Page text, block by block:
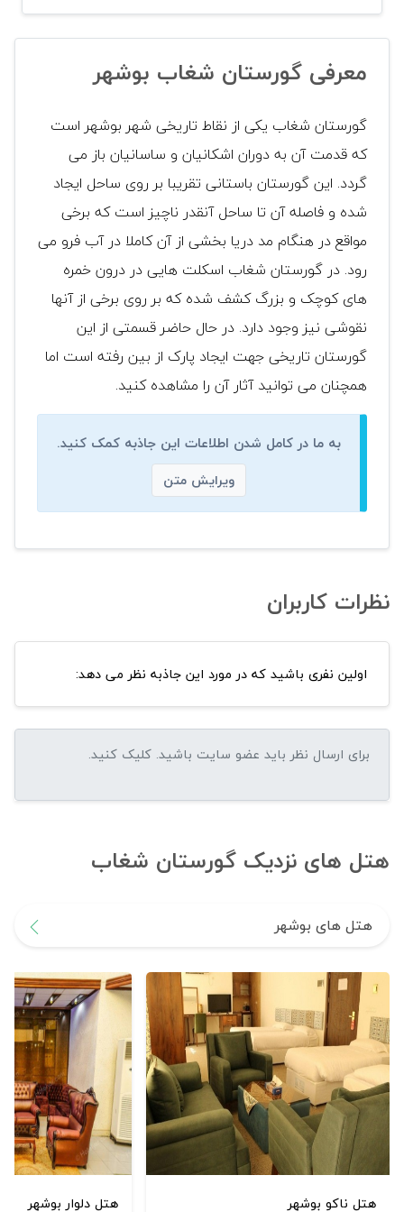
معرفی گورستان شغاب بوشهر
گورستان شغاب یکی از نقاط تاریخی شهر بوشهر است
که قدمت آن به دوران اشکانیان و ساسانیان باز می
گردد. این گورستان باستانی تقریبا بر روی ساحل ایجاد
شده و فاصله آن تا ساحل آنقدر ناچیز است که برخی
مواقع در هنگام مد دریا بخشی از آن کاملا در آب فرو می
رود. در گورستان شغاب اسکلت هایی در درون خمره
های کوچک و بزرگ کشف شده که بر روی برخی از آنها
نقوشی نیز وجود دارد. در حال حاضر قسمتی از این
گورستان تاریخی جهت ایجاد پارک از بین رفته است اما
همچنان می توانید آثار آن را مشاهده کنید.
به ما در کامل شدن اطلاعات این جاذبه کمک کنید.
ویرایش متن
نظرات کاربران
اولین نفری باشید که در مورد این جاذبه نظر می دهد:
هتل های نزدیک گورستان شغاب
هتل های بوشهر
هتل ناکو بوشهر هتل دلوار بوشهر